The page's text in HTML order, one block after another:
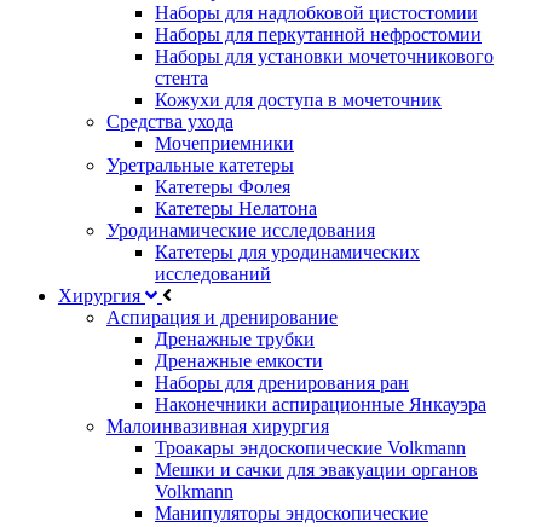
Наборы для надлобковой цистостомии
Наборы для перкутанной нефростомии
Наборы для установки мочеточникового
стента
Кожухи для доступа в мочеточник
Средства ухода
Мочеприемники
Уретральные катетеры
Катетеры Фолея
Катетеры Нелатона
Уродинамические исследования
Катетеры для уродинамических
исследований
Хирургия
Аспирация и дренирование
Дренажные трубки
Дренажные емкости
Наборы для дренирования ран
Наконечники аспирационные Янкауэра
Малоинвазивная хирургия
Троакары эндоскопические Volkmann
Мешки и сачки для эвакуации органов
Volkmann
Манипуляторы эндоскопические